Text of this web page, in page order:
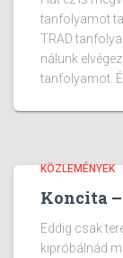
tanfolyamot
TRAD
nálunk
tanfolyamot.
KÖZLEMÉNYEK
Koncita
Eddig csak
kipróbálnád